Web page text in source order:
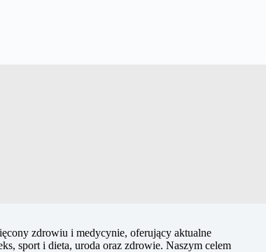
zdrowiu i medycynie, oferujący aktualne
sport i dieta, uroda oraz zdrowie. Naszym celem